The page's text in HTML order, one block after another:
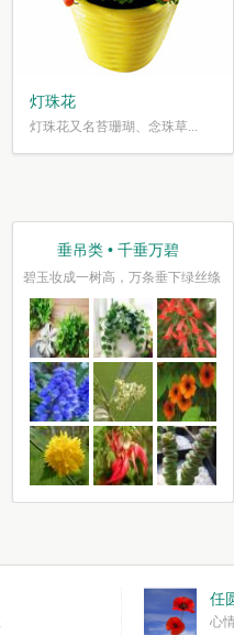
灯珠花
灯珠花又名苔珊瑚、念珠草...
垂吊类 • 千垂万碧
碧玉妆成一树高，万条垂下绿丝绦
任
心